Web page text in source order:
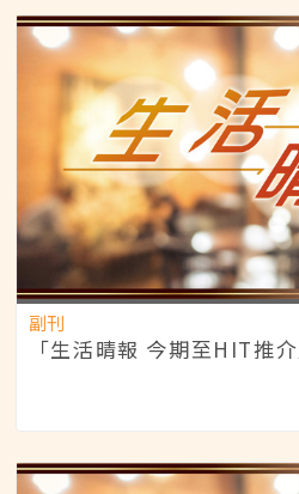
副刊
「生活晴報 今期至HIT推介